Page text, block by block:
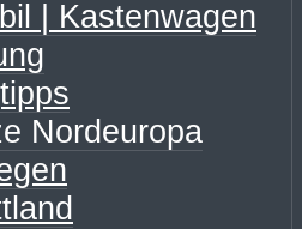
| Kastenwagen
Nordeuropa